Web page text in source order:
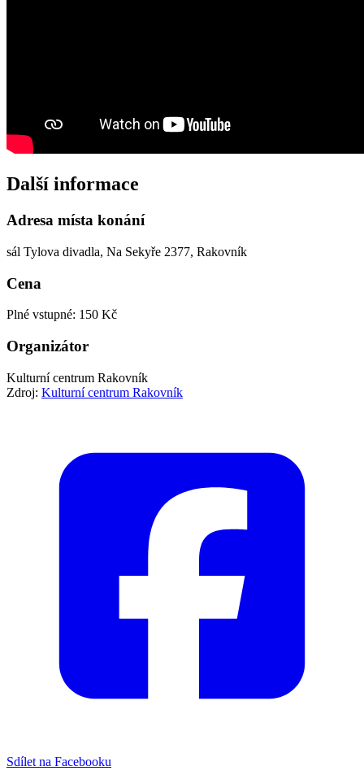
Další informace
Adresa místa konání
sál Tylova divadla, Na Sekyře 2377, Rakovník
Cena
Plné vstupné: 150 Kč
Organizátor
Kulturní centrum Rakovník
Zdroj: Kulturní centrum Rakovník
Sdílet na Facebooku